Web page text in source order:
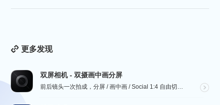
更多发现
双屏相机 - 双摄画中画分屏
前后镜头一次拍成，分屏 / 画中画 / Social 1:4 自由切换，最高 4K。骑行、行车记录、...